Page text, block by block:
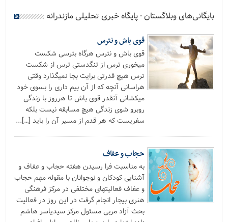
بایگانی‌های وبلاگستان - پایگاه خبری تحلیلی مازندرانه
قوی باش و نترس
قوی باش و نترس هرگاه بترسی شکست
میخوری ترس از تنگدستی ترس از شکست
ترس هیچ قدرتی برایت بجا نمیگذارد وقتی
هراسانی آنچه که از آن بیم داری را بسوی خود
میکشانی آنقدر قوی باش تا هرروز با زندگی
روبرو شوی زندگی هیچ مسابقه نیست بلکه
سفریست که هر قدم از مسیر آن را باید […]...
حجاب و عفاف
به مناسبت فرا رسیدن هفته حجاب و عفاف و
آشنایی کودکان و نوجوانان با مقوله مهم حجاب
و عفاف فعالیتهای مختلفی در مرکز فرهنگی
هنری بیجار انجام گرفت در این روز در فعالیت
بحث آزاد مربی مسئول مرکز سیدیاسر هاشم